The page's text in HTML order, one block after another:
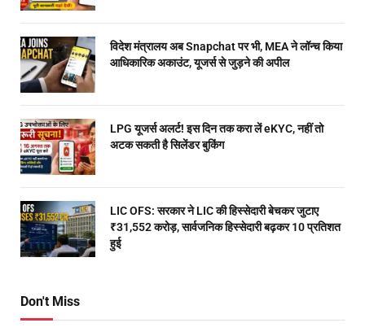
विदेश मंत्रालय अब Snapchat पर भी, MEA ने लॉन्च किया
आधिकारिक अकाउंट, यूजर्स से जुड़ने की अपील
LPG यूजर्स अलर्ट! इस दिन तक करा लें eKYC, नहीं तो
अटक सकती है सिलेंडर बुकिंग
LIC OFS: सरकार ने LIC की हिस्सेदारी बेचकर जुटाए
₹31,552 करोड़, सार्वजनिक हिस्सेदारी बढ़कर 10 प्रतिशत
हुई
Don't Miss